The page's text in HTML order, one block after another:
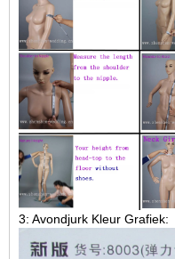
3: Avondjurk Kleur Grafiek: